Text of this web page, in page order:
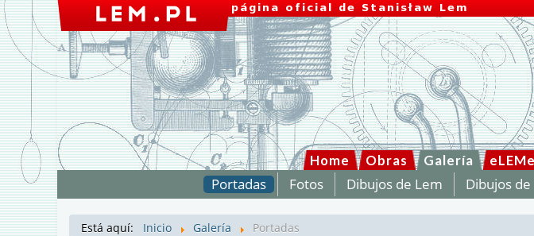
Home Obras Galería
Portadas Fotos Dibujos de Lem Dibujos
Está aquí: Inicio Galería Portadas